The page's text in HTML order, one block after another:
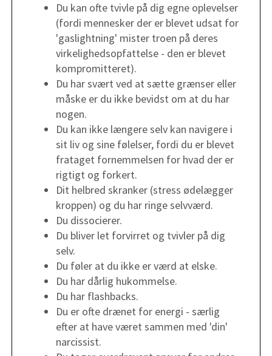
Du kan ofte tvivle på dig egne oplevelser
(fordi mennesker der er blevet udsat for
'gaslightning' mister troen på deres
virkelighedsopfattelse - den er blevet
kompromitteret).
Du har svært ved at sætte grænser eller
måske er du ikke bevidst om at du har
nogen.
Du kan ikke længere selv kan navigere i
sit liv og sine følelser, fordi du er blevet
frataget fornemmelsen for hvad der er
rigtigt og forkert.
Dit helbred skranker (stress ødelægger
kroppen) og du har ringe selvværd.
Du dissocierer.
Du bliver let forvirret og tvivler på dig
selv.
Du føler at du ikke er værd at elske.
Du har dårlig hukommelse.
Du har flashbacks.
Du er ofte drænet for energi - særlig
efter at have været sammen med 'din'
narcissist.